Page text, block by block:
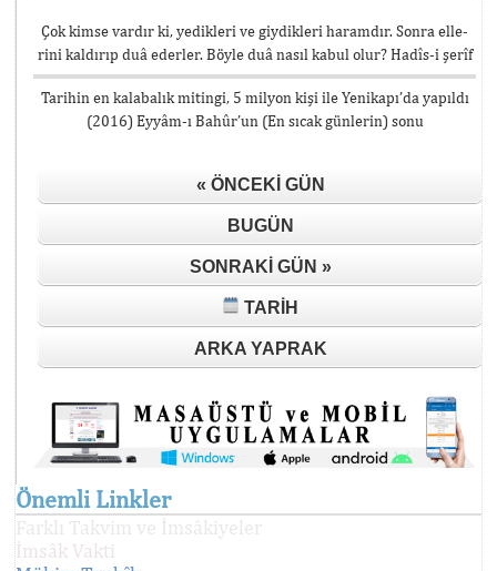
Çok kimse vardır ki, yedikleri ve giydikleri haramdır. Sonra elle-
rini kaldırıp duâ ederler. Böyle duâ nasıl kabul olur? Hadîs-i şerîf
Tarihin en kalabalık mitingi, 5 milyon kişi ile Yenikapı’da yapıldı
(2016) Eyyâm-ı Bahûr’un (En sıcak günlerin) sonu
« ÖNCEKI GÜN
BUGÜN
SONRAKI GÜN »
TARIH
ARKA YAPRAK
Önemli Linkler
İmsâk Vakti